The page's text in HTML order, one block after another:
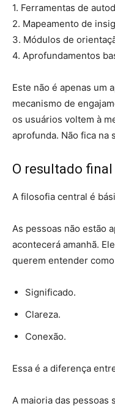
1. Ferramentas de
2. Mapeamento de
3. Módulos de
4. Aprofundamentos
Este não é apenas um
mecanismo de
os usuários voltem à
aprofunda. Não fica na
O resultado final
A filosofia central é
As pessoas não estão
acontecerá amanhã.
querem entender
Significado.
Clareza.
Conexão.
Essa é a diferença
A maioria das pessoas